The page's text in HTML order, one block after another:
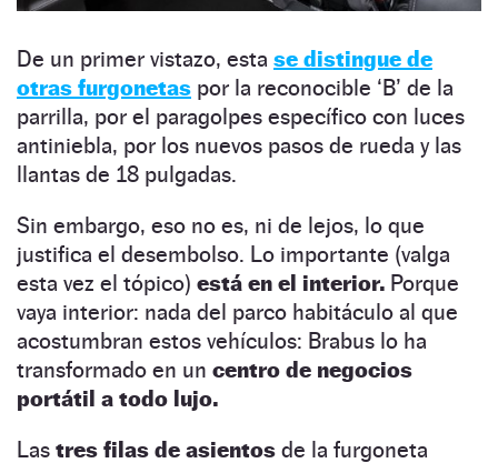
De un primer vistazo, esta se distingue de
otras furgonetas por la reconocible ‘B’ de la
parrilla, por el paragolpes específico con luces
antiniebla, por los nuevos pasos de rueda y las
llantas de 18 pulgadas.
Sin embargo, eso no es, ni de lejos, lo que
justifica el desembolso. Lo importante (valga
esta vez el tópico) está en el interior. Porque
vaya interior: nada del parco habitáculo al que
acostumbran estos vehículos: Brabus lo ha
transformado en un centro de negocios
portátil a todo lujo.
Las tres filas de asientos de la furgoneta